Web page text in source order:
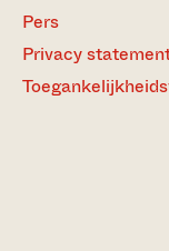
Pers
Privacy